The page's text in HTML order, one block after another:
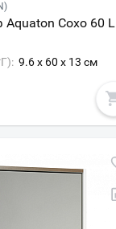
Сохо 60 L
9.6 x 60 x 13 см